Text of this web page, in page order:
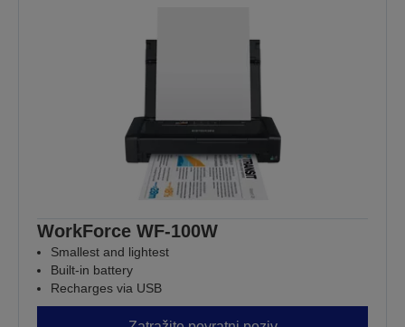
WorkForce WF-100W
Smallest and lightest
Built-in battery
Recharges via USB